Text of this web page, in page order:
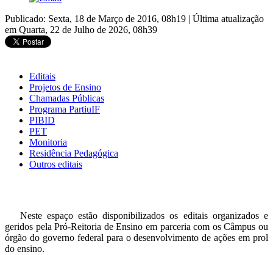
Publicado: Sexta, 18 de Março de 2016, 08h19 | Última atualização
em Quarta, 22 de Julho de 2026, 08h39
Editais
Projetos de Ensino
Chamadas Públicas
Programa PartiuIF
PIBID
PET
Monitoria
Residência Pedagógica
Outros editais
Neste espaço estão disponibilizados os editais organizados e
geridos pela Pró-Reitoria de Ensino em parceria com os Câmpus ou
órgão do governo federal para o desenvolvimento de ações em prol
do ensino.